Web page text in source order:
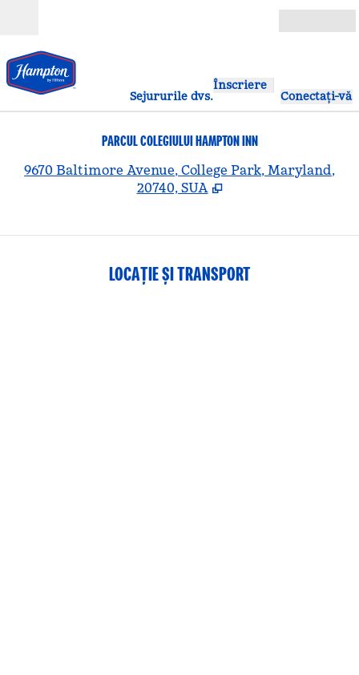
Sejururile dvs.
Înscriere
Conectați-vă
PARCUL COLEGIULUI HAMPTON INN
9670 Baltimore Avenue, College Park, Maryland,
20740, SUA
LOCAȚIE ȘI TRANSPORT